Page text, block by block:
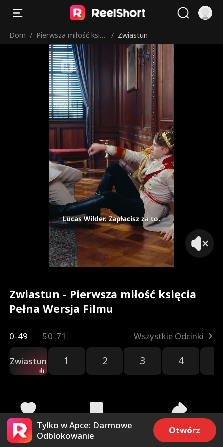
Dom / Pierwsza miłość księc
/ Zwiastun
Lucas Wilder. Zapłacisz za to.
Zwiastun - Pierwsza miłość księcia
Pełna Wersja Filmu
0-49 50-71 Wszystkie Odcinki
Zwiastun 1 2 3 4
323 7.7k Udostępnij
Tylko w Apce: Darmowe
Odblokowanie
Otwórz